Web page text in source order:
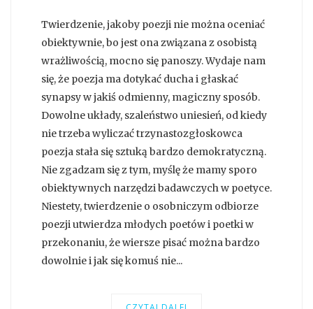
Twierdzenie, jakoby poezji nie można oceniać
obiektywnie, bo jest ona związana z osobistą
wrażliwością, mocno się panoszy. Wydaje nam
się, że poezja ma dotykać ducha i głaskać
synapsy w jakiś odmienny, magiczny sposób.
Dowolne układy, szaleństwo uniesień, od kiedy
nie trzeba wyliczać trzynastozgłoskowca
poezja stała się sztuką bardzo demokratyczną.
Nie zgadzam się z tym, myślę że mamy sporo
obiektywnych narzędzi badawczych w poetyce.
Niestety, twierdzenie o osobniczym odbiorze
poezji utwierdza młodych poetów i poetki w
przekonaniu, że wiersze pisać można bardzo
dowolnie i jak się komuś nie...